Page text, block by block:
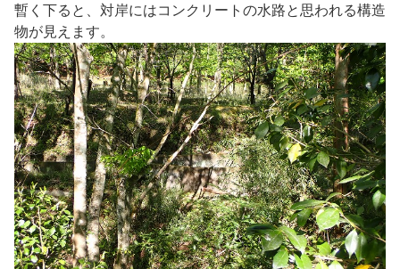
暫く下ると、対岸にはコンクリートの水路と思われる構造
物が見えます。